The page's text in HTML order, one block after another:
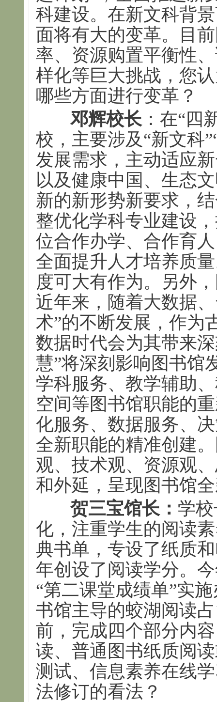
科建设。在新文科背
面将有大的变革。目
率、资源购置平衡性
样化等巨大挑战，您
哪些方面进行变革？
邓辉校长 ：在“四
校，主要涉及“新文科
发展需求，主动适应
以及健康中国、生态
新的新形势新要求，
整优化学科专业建设
位合作办学、合作育
全面提升人才培养质
度可大有作为。另外
近年来，随着大数据
术”的不断发展，作为
数据时代会为其带来
慧”将深刻影响图书馆
学科服务、教学辅助
空间等图书馆职能的
化服务、数据服务、
全新职能的精准创建
观、技术观、资源观
和外延，呈现图书馆
贺三宝馆长： 学
化，注重学生的阅读
典书单，专设了纸质
年创设了阅读学分。
“第二课堂成绩单”实
书馆主导的蛟湖阅读
前，完成四个部分内
读、普通图书纸质阅
测试、信息素养在线
法修订的看法？